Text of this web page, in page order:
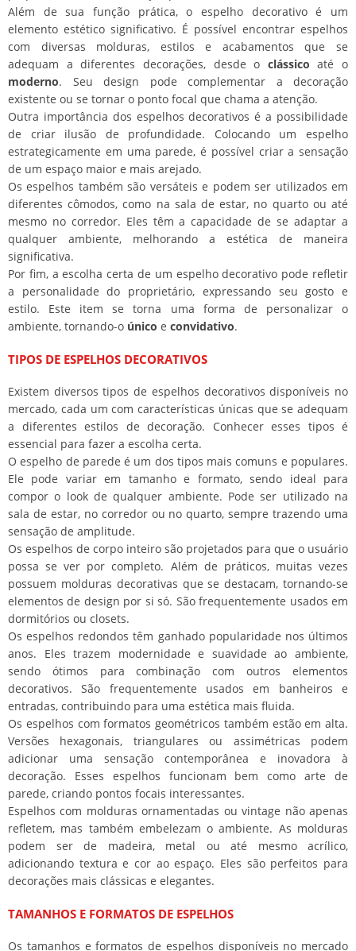
Além de sua função prática, o espelho decorativo é um
elemento estético significativo. É possível encontrar espelhos
com diversas molduras, estilos e acabamentos que se
adequam a diferentes decorações, desde o clássico até o
moderno. Seu design pode complementar a decoração
existente ou se tornar o ponto focal que chama a atenção.
Outra importância dos espelhos decorativos é a possibilidade
de criar ilusão de profundidade. Colocando um espelho
estrategicamente em uma parede, é possível criar a sensação
de um espaço maior e mais arejado.
Os espelhos também são versáteis e podem ser utilizados em
diferentes cômodos, como na sala de estar, no quarto ou até
mesmo no corredor. Eles têm a capacidade de se adaptar a
qualquer ambiente, melhorando a estética de maneira
significativa.
Por fim, a escolha certa de um espelho decorativo pode refletir
a personalidade do proprietário, expressando seu gosto e
estilo. Este item se torna uma forma de personalizar o
ambiente, tornando-o único e convidativo.
TIPOS DE ESPELHOS DECORATIVOS
Existem diversos tipos de espelhos decorativos disponíveis no
mercado, cada um com características únicas que se adequam
a diferentes estilos de decoração. Conhecer esses tipos é
essencial para fazer a escolha certa.
O espelho de parede é um dos tipos mais comuns e populares.
Ele pode variar em tamanho e formato, sendo ideal para
compor o look de qualquer ambiente. Pode ser utilizado na
sala de estar, no corredor ou no quarto, sempre trazendo uma
sensação de amplitude.
Os espelhos de corpo inteiro são projetados para que o usuário
possa se ver por completo. Além de práticos, muitas vezes
possuem molduras decorativas que se destacam, tornando-se
elementos de design por si só. São frequentemente usados em
dormitórios ou closets.
Os espelhos redondos têm ganhado popularidade nos últimos
anos. Eles trazem modernidade e suavidade ao ambiente,
sendo ótimos para combinação com outros elementos
decorativos. São frequentemente usados em banheiros e
entradas, contribuindo para uma estética mais fluida.
Os espelhos com formatos geométricos também estão em alta.
Versões hexagonais, triangulares ou assimétricas podem
adicionar uma sensação contemporânea e inovadora à
decoração. Esses espelhos funcionam bem como arte de
parede, criando pontos focais interessantes.
Espelhos com molduras ornamentadas ou vintage não apenas
refletem, mas também embelezam o ambiente. As molduras
podem ser de madeira, metal ou até mesmo acrílico,
adicionando textura e cor ao espaço. Eles são perfeitos para
decorações mais clássicas e elegantes.
TAMANHOS E FORMATOS DE ESPELHOS
Os tamanhos e formatos de espelhos disponíveis no mercado